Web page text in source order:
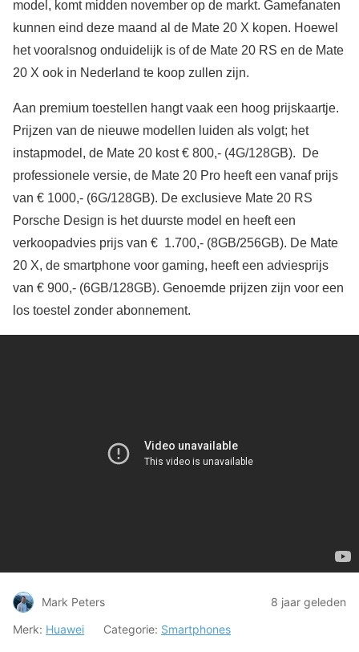
model, komt midden november op de markt. Gamefanaten
kunnen eind deze maand al de Mate 20 X kopen. Hoewel
het vooralsnog onduidelijk is of de Mate 20 RS en de Mate
20 X ook in Nederland te koop zullen zijn.
Aan premium toestellen hangt vaak een hoog prijskaartje.
Prijzen van de nieuwe modellen luiden als volgt; het
instapmodel, de Mate 20 kost € 800,- (4G/128GB). De
professionele versie, de Mate 20 Pro heeft een vanaf prijs
van € 1000,- (6G/128GB). De exclusieve Mate 20 RS
Porsche Design is het duurste model en heeft een
verkoopadvies prijs van € 1.700,- (8GB/256GB). De Mate
20 X, de smartphone voor gaming, heeft een adviesprijs
van € 900,- (6GB/128GB). Genoemde prijzen zijn voor een
los toestel zonder abonnement.
Mark Peters
8 jaar geleden
Merk: Huawei Categorie: Smartphones